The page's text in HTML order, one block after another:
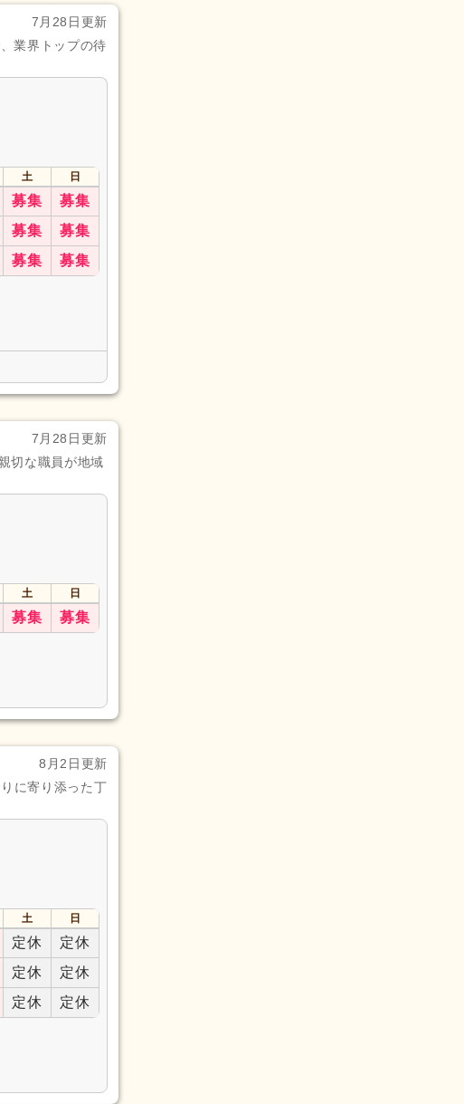
7月28日更新
業界トップの待
土 日
募集 募集
募集 募集
募集 募集
7月28日更新
切な職員が地域
土
日
募集 募集
8月2日更新
に寄り添った丁
土 日
定休 定休
定休 定休
定休 定休